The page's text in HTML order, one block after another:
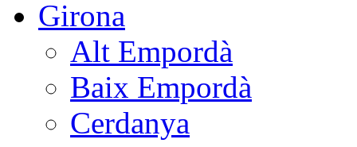
Girona
Alt Empordà
Baix Empordà
Cerdanya